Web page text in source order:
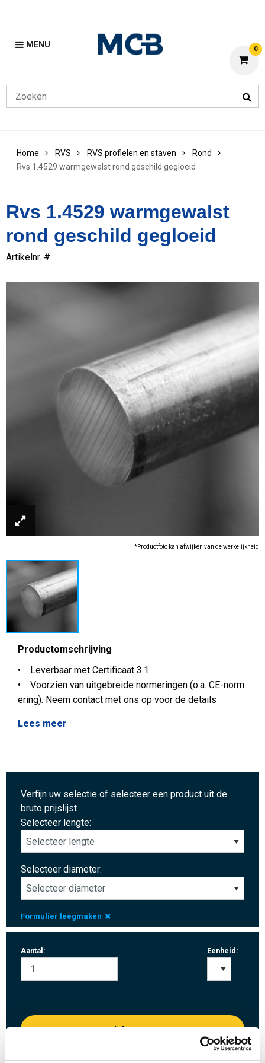
MENU 0
Home RVS RVS profielen en staven
Rond
Rvs 1.4529 warmgewalst rond geschild gegloeid
Rvs 1.4529 warmgewalst
rond geschild gegloeid
Artikelnr. #
*Productfoto kan afwijken van de werkelijkheid
Productomschrijving
• Leverbaar met Certificaat 3.1
• Voorzien van uitgebreide normeringen (o.a. CE-norm
ering). Neem contact met ons op voor de details
Lees meer
Verfijn uw selectie of selecteer een product uit de
bruto prijslijst
Selecteer lengte:
Selecteer diameter:
Formulier leegmaken
Aantal: Eenheid:
Inloggen
Gelieve in te loggen om te bestellen